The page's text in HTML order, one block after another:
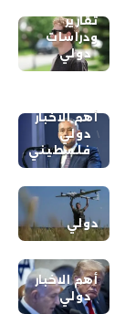
تقارير
ودراسات
دولي
أهم الاخبار
دولي
فلسطيني
دولي
أهم الاخبار
دولي